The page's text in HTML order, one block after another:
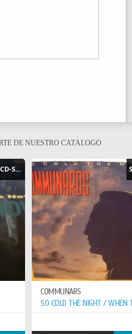
DE NUESTRO CATÁLOGO
CD-SINGLE
COMMUNARS